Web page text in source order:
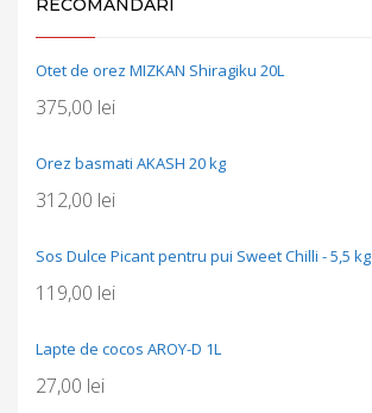
RECOMANDARI
Otet de orez MIZKAN Shiragiku 20L
375,00 lei
Orez basmati AKASH 20 kg
312,00 lei
Sos Dulce Picant pentru pui Sweet Chilli - 5,5 kg
119,00 lei
Lapte de cocos AROY-D 1L
27,00 lei